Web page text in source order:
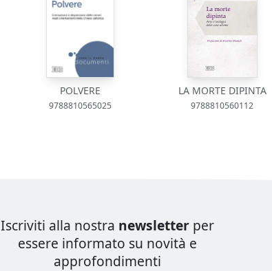
POLVERE
9788810565025
LA MORTE DIPINTA
9788810560112
Iscriviti alla nostra newsletter per
essere informato su novità e
approfondimenti